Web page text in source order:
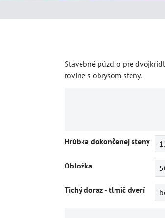
Stavebné púzdro pre
rovine s obrysom steny.
Hrúbka dokončenej steny
Obložka
Tichý doraz - tlmič dverí